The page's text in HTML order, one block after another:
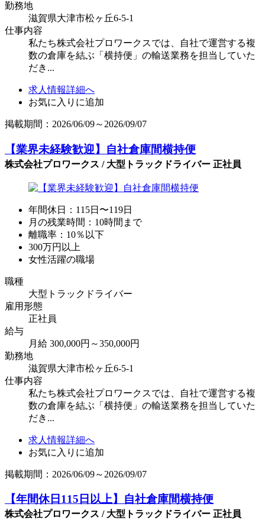
勤務地
滋賀県大津市松ヶ丘6-5-1
仕事内容
私たち株式会社プロワークスでは、自社で運営する複
数の倉庫を結ぶ「横持便」の輸送業務を担当していた
だき...
求人情報詳細へ
お気に入りに追加
掲載期間：2026/06/09～2026/09/07
【業界未経験歓迎】自社倉庫間横持便
株式会社プロワークス / 大型トラックドライバー 正社員
年間休日：115日〜119日
月の残業時間：10時間まで
離職率：10％以下
300万円以上
女性活躍の職場
職種
大型トラックドライバー
雇用形態
正社員
給与
月給 300,000円～350,000円
勤務地
滋賀県大津市松ヶ丘6-5-1
仕事内容
私たち株式会社プロワークスでは、自社で運営する複
数の倉庫を結ぶ「横持便」の輸送業務を担当していた
だき...
求人情報詳細へ
お気に入りに追加
掲載期間：2026/06/09～2026/09/07
【年間休日115日以上】自社倉庫間横持便
株式会社プロワークス / 大型トラックドライバー 正社員